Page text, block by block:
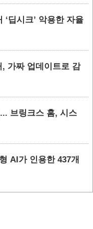
딥시크’ 악용한 자율
가짜 업데이트로 감
브링크스 홈, 시스
AI가 인용한 437개